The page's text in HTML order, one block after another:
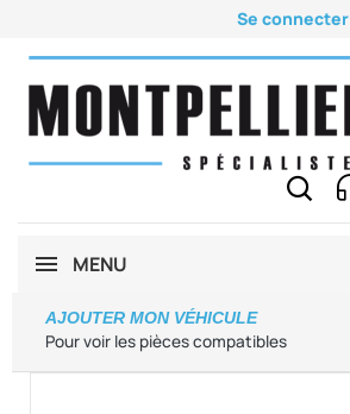
Se connecter
MENU
Pour voir les pièces compatibles
AJOUTER MON VÉHICULE